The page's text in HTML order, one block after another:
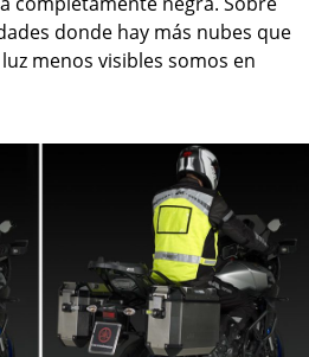
donde hay más nubes que
menos visibles somos en